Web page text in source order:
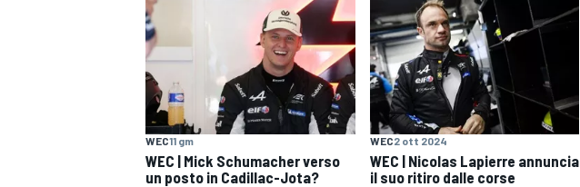
WEC11 gm
WEC | Mick Schumacher verso
un posto in Cadillac-Jota?
WEC2 ott 2024
WEC | Nicolas Lapierre annuncia
il suo ritiro dalle corse